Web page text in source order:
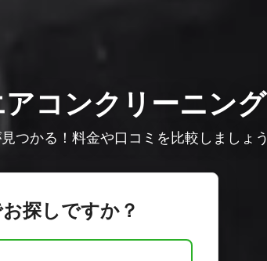
コンクリーニング
つかる！料金や口コミを比較しましょう
探しですか？